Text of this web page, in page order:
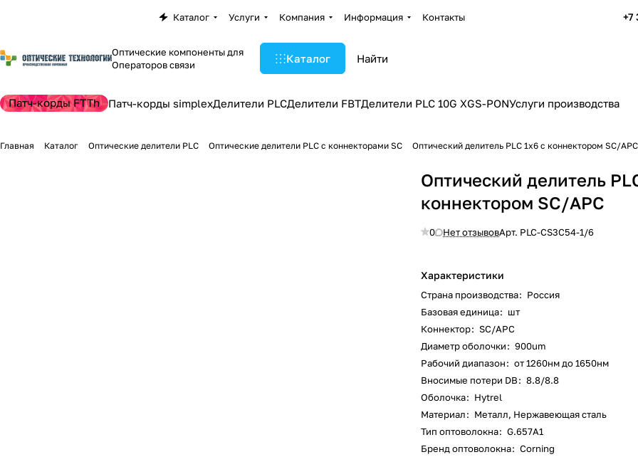
Каталог Услуги Компания Информация Контакты +7
Оптические компоненты для
Операторов связи
Каталог
Патч-корды FTTh Патч-корды simplexДелители PLCДелители FBTДелители PLC 10G XGS-PONУслуги производства
Главная Каталог Оптические делители PLC Оптические делители PLC c коннекторами SC Оптический делитель PLC 1x6 с коннектором SC/APC
Оптический делитель
коннектором SC/APC
0 Нет отзывовАрт. PLC-CS3C54-1/6
Характеристики
Страна производства: Россия
Базовая единица: шт
Коннектор: SC/APC
Диаметр оболочки: 900um
Рабочий диапазон: от 1260нм до 1650нм
Вносимые потери DB: 8.8/8.8
Оболочка: Hytrel
Материал: Металл, Нержавеющая сталь
Тип оптоволокна: G.657A1
Бренд оптоволокна: Corning